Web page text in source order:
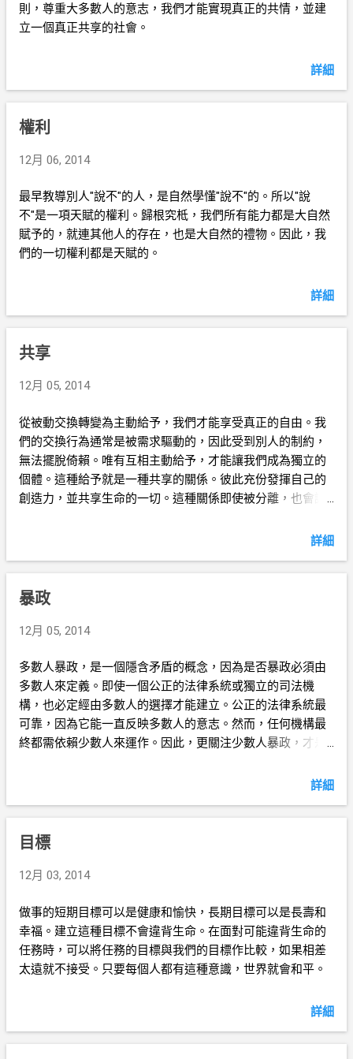
則，尊重大多數人的意志，我們才能實現真正的共情，並建
立一個真正共享的社會。
詳細
權利
12月 06, 2014
最早教導別人"說不"的人，是自然學懂"說不"的。所以"說
不"是一項天賦的權利。歸根究柢，我們所有能力都是大自然
賦予的，就連其他人的存在，也是大自然的禮物。因此，我
們的一切權利都是天賦的。
詳細
共享
12月 05, 2014
從被動交換轉變為主動給予，我們才能享受真正的自由。我
們的交換行為通常是被需求驅動的，因此受到別人的制約，
無法擺脫倚賴。唯有互相主動給予，才能讓我們成為獨立的
個體。這種給予就是一種共享的關係。彼此充份發揮自己的
創造力，並共享生命的一切。這種關係即使被分離，也會讓
和價值，我們才能打好共享關係的基礎，從獨立走向自由。
詳細
暴政
12月 05, 2014
多數人暴政，是一個隱含矛盾的概念，因為是否暴政必須由
多數人來定義。即使一個公正的法律系統或獨立的司法機
構，也必定經由多數人的選擇才能建立。公正的法律系統最
可靠，因為它能一直反映多數人的意志。然而，任何機構最
終都需依賴少數人來運作。因此，更關注少數人暴政，才是
詳細
目標
12月 03, 2014
做事的短期目標可以是健康和愉快，長期目標可以是長壽和
幸福。建立這種目標不會違背生命。在面對可能違背生命的
任務時，可以將任務的目標與我們的目標作比較，如果相差
太遠就不接受。只要每個人都有這種意識，世界就會和平。
詳細